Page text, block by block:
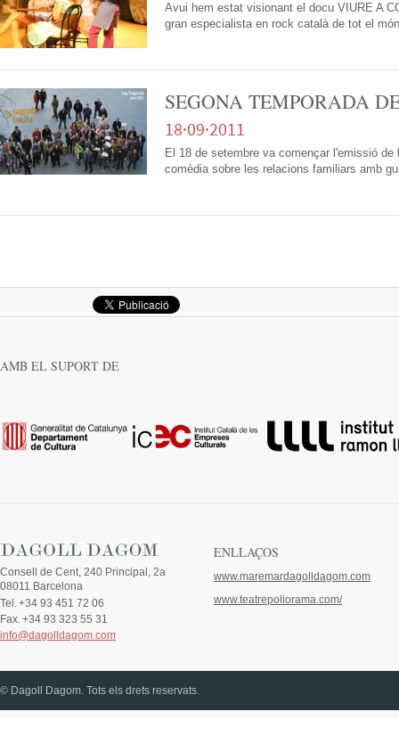
Avui hem estat visionant el docu VIURE A
gran especialista en rock català de tot el
SEGONA TEMPORADA
18·09·2011
El 18 de setembre va començar l'emissió de
comèdia sobre les relacions familiars amb
AMB EL SUPORT DE
Consell de Cent, 240 Principal, 2a
08011 Barcelona
Tel. +34 93 451 72 06
Fax. +34 93 323 55 31
info@dagolldagom.com
ENLLAÇOS
www.maremardagolldagom.com
www.teatrepoliorama.com/
© Dagoll Dagom. Tots els drets reservats.